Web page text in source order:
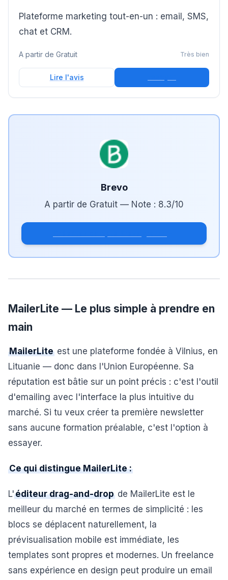
Plateforme marketing tout-en-un : email, SMS,
chat et CRM.
A partir de Gratuit Très bien
Lire l'avis
Brevo
A partir de Gratuit — Note : 8.3/10
MailerLite — Le plus simple à prendre en
main
MailerLite est une plateforme fondée à Vilnius, en
Lituanie — donc dans l'Union Européenne. Sa
réputation est bâtie sur un point précis : c'est l'outil
d'emailing avec l'interface la plus intuitive du
marché. Si tu veux créer ta première newsletter
sans aucune formation préalable, c'est l'option à
essayer.
Ce qui distingue MailerLite :
L'éditeur drag-and-drop de MailerLite est le
meilleur du marché en termes de simplicité : les
blocs se déplacent naturellement, la
prévisualisation mobile est immédiate, les
templates sont propres et modernes. Un freelance
sans expérience en design peut produire un email